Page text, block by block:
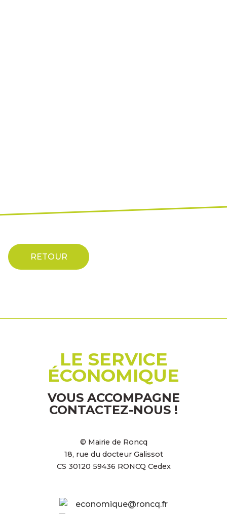
RETOUR
LE SERVICE
ÉCONOMIQUE
VOUS ACCOMPAGNE
CONTACTEZ-NOUS !
© Mairie de Roncq
18, rue du docteur Galissot
CS 30120 59436 RONCQ Cedex
economique@roncq.fr